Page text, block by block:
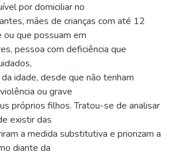
por domiciliar no
mães de crianças com até 12
ou que possuam em
pessoa com deficiência que
idade, desde que não tenham
ou grave
próprios filhos. Tratou-se de analisar
existir das
a medida substitutiva e priorizam a
diante da